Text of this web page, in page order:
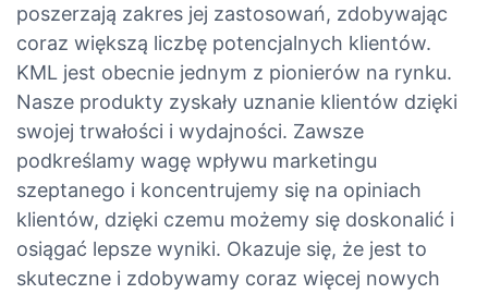
poszerzają zakres jej zastosowań, zdobywając
coraz większą liczbę potencjalnych klientów.
KML jest obecnie jednym z pionierów na rynku.
Nasze produkty zyskały uznanie klientów dzięki
swojej trwałości i wydajności. Zawsze
podkreślamy wagę wpływu marketingu
szeptanego i koncentrujemy się na opiniach
klientów, dzięki czemu możemy się doskonalić i
osiągać lepsze wyniki. Okazuje się, że jest to
skuteczne i zdobywamy coraz więcej nowych